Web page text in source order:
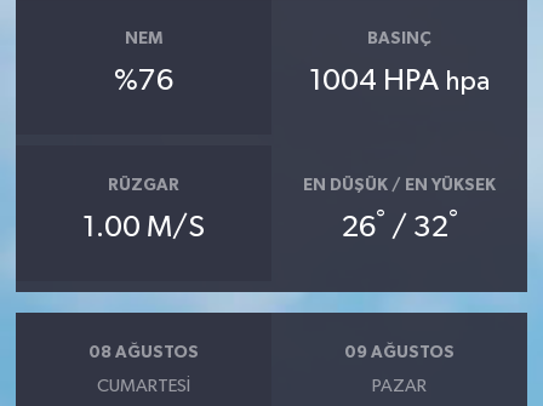
NEM
%76
BASINÇ
1004 HPA hpa
RÜZGAR
1.00 M/S
EN DÜŞÜK / EN YÜKSEK
26° / 32°
08 AĞUSTOS
CUMARTESI
09 AĞUSTOS
PAZAR